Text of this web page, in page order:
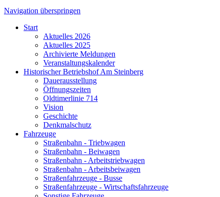
Navigation überspringen
Start
Aktuelles 2026
Aktuelles 2025
Archivierte Meldungen
Veranstaltungskalender
Historischer Betriebshof Am Steinberg
Dauerausstellung
Öffnungszeiten
Oldtimerlinie 714
Vision
Geschichte
Denkmalschutz
Fahrzeuge
Straßenbahn - Triebwagen
Straßenbahn - Beiwagen
Straßenbahn - Arbeitstriebwagen
Straßenbahn - Arbeitsbeiwagen
Straßenfahrzeuge - Busse
Straßenfahrzeuge - Wirtschaftsfahrzeuge